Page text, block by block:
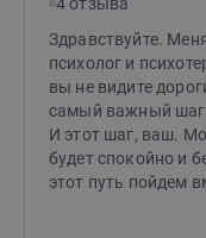
Здравствуйте.
психолог и
вы не видите
самый важный шаг
И этот шаг, ваш.
будет спокойно и
этот путь пойдем